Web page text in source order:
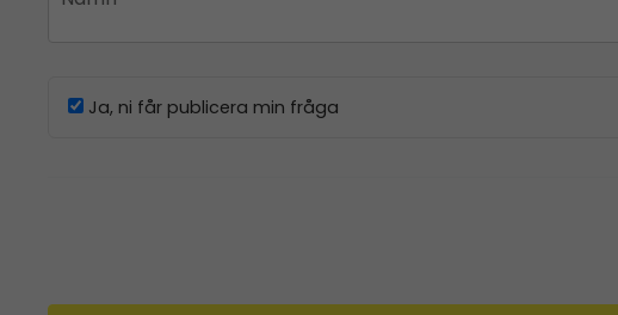
Ja, ni får publicera min fråga